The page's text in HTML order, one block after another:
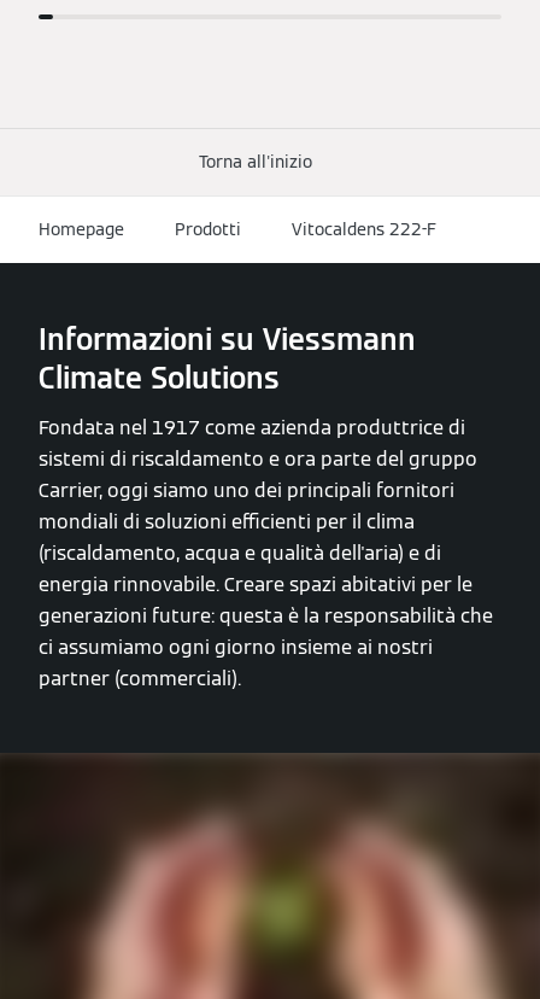
Torna all'inizio
Homepage Prodotti Vitocaldens 222-F
Informazioni su Viessmann
Climate Solutions
Fondata nel 1917 come azienda produttrice di
sistemi di riscaldamento e ora parte del gruppo
Carrier, oggi siamo uno dei principali fornitori
mondiali di soluzioni efficienti per il clima
(riscaldamento, acqua e qualità dell'aria) e di
energia rinnovabile. Creare spazi abitativi per le
generazioni future: questa è la responsabilità che
ci assumiamo ogni giorno insieme ai nostri
partner (commerciali).